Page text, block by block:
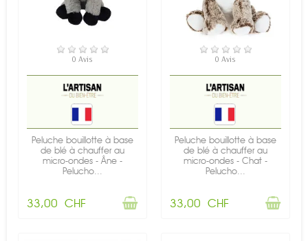
RUPTURE DE STOCK
0 Avis
Peluche bouillotte à base
de blé à chauffer au
micro-ondes - Âne -
Pelucho...
33,00 CHF
RUPTURE DE STOCK
0 Avis
Peluche bouillotte à base
de blé à chauffer au
micro-ondes - Chat -
Pelucho...
33,00 CHF